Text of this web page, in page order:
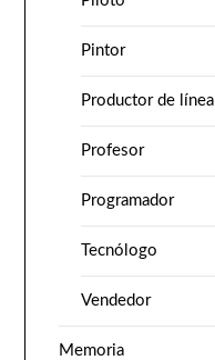
Pintor
Productor de línea
Profesor
Programador
Tecnólogo
Vendedor
Memoria